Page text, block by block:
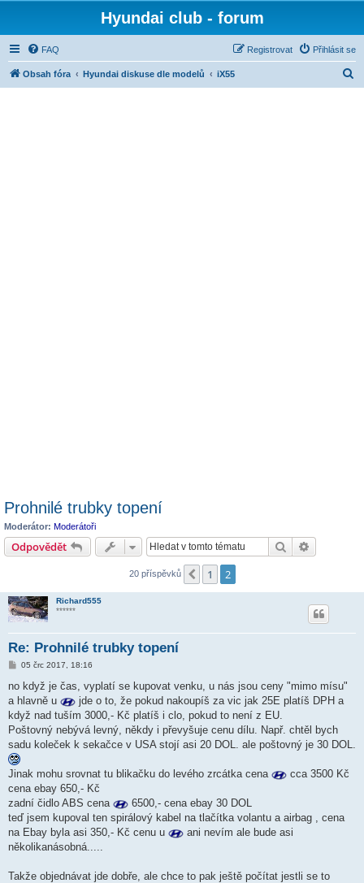
Hyundai club - forum
FAQ Přihlásit se
Registrovat
Obsah fóra Hyundai diskuse dle modelů iX55
Prohnilé trubky topení
Moderátor: Moderátoři
Odpovědět Hledat
20 příspěvků Předchozí
1 2
Richard555
******
Re: Prohnilé trubky topení
P
í
p
ě
v
e
k
05 črc 2017, 18:16
no když je čas, vyplatí se kupovat venku, u nás jsou ceny "mimo mísu"
a hlavně u
jde o to, že pokud nakoupíš za vic jak 25E platíš DPH a
když nad tuším 3000,- Kč platíš i clo, pokud to není z EU.
Poštovný nebývá levný, někdy i převyšuje cenu dílu. Např. chtěl bych
sadu koleček k sekačce v USA stojí asi 20 DOL. ale poštovný je 30 DOL.
Jinak mohu srovnat tu blikačku do levého zrcátka cena
cca 3500 Kč
cena ebay 650,- Kč
zadní čidlo ABS cena
6500,- cena ebay 30 DOL
teď jsem kupoval ten spirálový kabel na tlačítka volantu a airbag , cena
na Ebay byla asi 350,- Kč cenu u
ani nevím ale bude asi
několikanásobná.....
Takže objednávat jde dobře, ale chce to pak ještě počítat jestli se to